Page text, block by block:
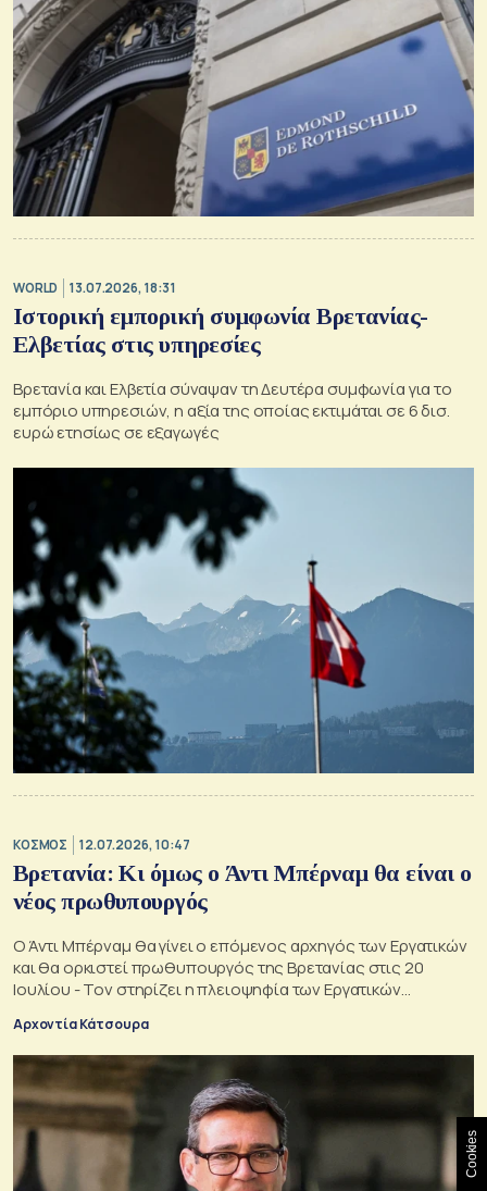
WORLD 13.07.2026, 18:31
Ιστορική εμπορική συμφωνία Βρετανίας-
Ελβετίας στις υπηρεσίες
Βρετανία και Ελβετία σύναψαν τη Δευτέρα συμφωνία για το
εμπόριο υπηρεσιών, η αξία της οποίας εκτιμάται σε 6 δισ.
ευρώ ετησίως σε εξαγωγές
ΚΟΣΜΟΣ 12.07.2026, 10:47
Βρετανία: Κι όμως ο Άντι Μπέρναμ θα είναι ο
νέος πρωθυπουργός
Ο Άντι Μπέρναμ θα γίνει ο επόμενος αρχηγός των Εργατικών
και θα ορκιστεί πρωθυπουργός της Βρετανίας στις 20
Ιουλίου - Τον στηρίζει η πλειοψηφία των Εργατικών
βουλευτών
Αρχοντία Κάτσουρα
Cookies